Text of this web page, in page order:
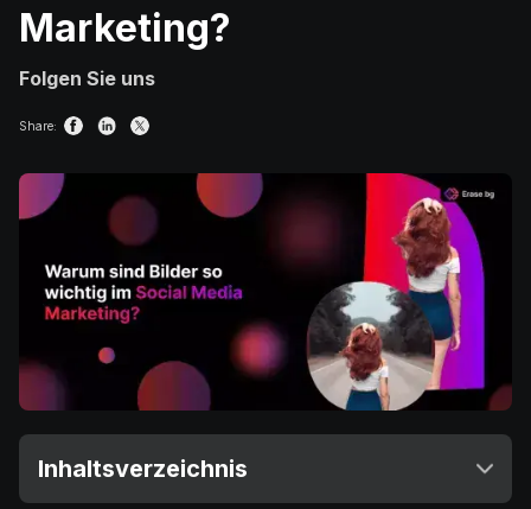
Marketing?
Folgen Sie uns
Share:
Inhaltsverzeichnis